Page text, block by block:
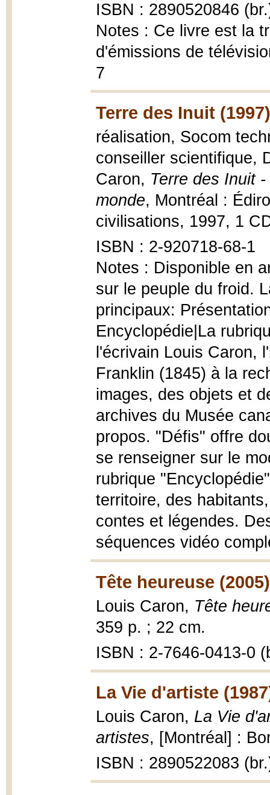
ISBN : 2890520846
Notes : Ce livre est la
d'émissions de
7
Terre des Inuit (1997)
réalisation, Socom
conseiller scientifique,
Caron, Terre des Inuit
monde, Montréal :
civilisations, 1997, 1
ISBN : 2-920718-68-1
Notes : Disponible en
sur le peuple du froid.
principaux:
Encyclopédie|La
l'écrivain Louis Caron,
Franklin (1845) à la
images, des objets et
archives du Musée
propos. "Défis" offre
se renseigner sur le
rubrique
territoire, des
contes et légendes.
séquences vidéo
Tête heureuse (2005)
Louis Caron, Tête
359 p. ; 22 cm.
ISBN : 2-7646-0413-0
La Vie d'artiste
Louis Caron, La Vie
artistes, [Montréal] :
ISBN : 2890522083